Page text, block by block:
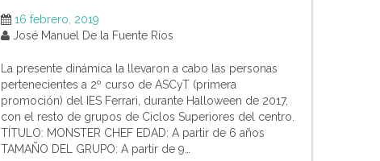
16 febrero, 2019
José Manuel De la Fuente Ríos
La presente dinámica la llevaron a cabo las personas
pertenecientes a 2º curso de ASCyT (primera
promoción) del IES Ferrari, durante Halloween de 2017,
con el resto de grupos de Ciclos Superiores del centro.
TÍTULO: MONSTER CHEF EDAD: A partir de 6 años
TAMAÑO DEL GRUPO: A partir de 9…